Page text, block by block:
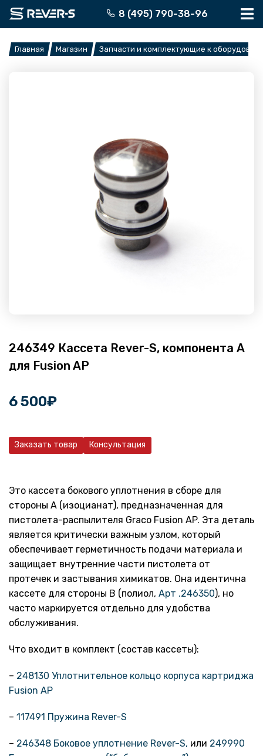
Перейти
8 (495) 790-38-96
Главная Магазин Запчасти и комплектующие к
246349 Кассета Rever-S, компонента А
для Fusion AP
6 500₽
Заказать товар Консультация
Это кассета бокового уплотнения в сборе для
стороны А (изоцианат), предназначенная для
пистолета-распылителя Graco Fusion AP. Эта деталь
является критически важным узлом, который
обеспечивает герметичность подачи материала и
защищает внутренние части пистолета от
протечек и застывания химикатов. Она идентична
кассете для стороны B (полиол, Арт .246350), но
часто маркируется отдельно для удобства
обслуживания.
Что входит в комплект (состав кассеты):
– 248130 Уплотнительное кольцо корпуса картриджа
Fusion AP
– 117491 Пружина Rever-S
– 246348 Боковое уплотнение Rever-S, или 249990